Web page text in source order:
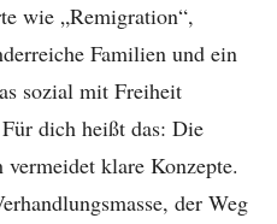
wie „Remigration“,
Familien und ein
sozial mit Freiheit
dich heißt das: Die
klare Konzepte.
der Weg